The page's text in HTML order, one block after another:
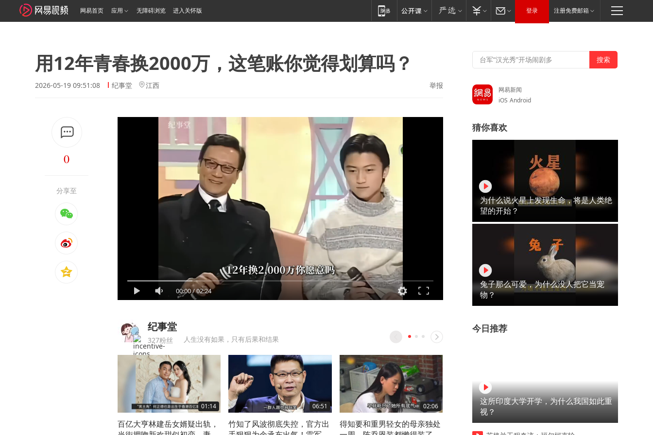
网易首页 应用 无障碍浏览 进入关怀版 登录 注册免费邮箱
用12年青春换2000万，这笔账你觉得划算吗？
2026-05-19 09:51:08 纪事堂 江西 举报
0
分享至
00:00/02:24
纪事堂
327粉丝 人生没有如果，只有后果和结果
01:14
百亿大亨林建岳女婿疑出轨，
06:51
竹知了风波彻底失控，官方出
02:06
得知要和重男轻女的母亲独处
01:00
河南烧烤店老板撞脸张雪峰走
李小龙许诺捧红她，被骗成
网易新闻
iOS Android
猜你喜欢
为什么说火星上发现生命，将是人类绝
望的开始？
兔子那么可爱，为什么没人把它当宠
物？
今日推荐
这所印度大学开学，为什么我国如此重
视？